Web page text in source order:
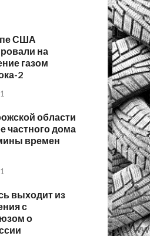
США
на
газом
2
области
частного дома
времен
выходит из
с
о